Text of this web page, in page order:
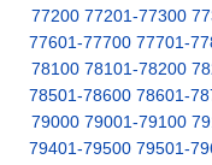
77200 77201-77300
77601-77700 77701-
78100 78101-78200
78501-78600 78601-
79000 79001-79100
79401-79500 79501-